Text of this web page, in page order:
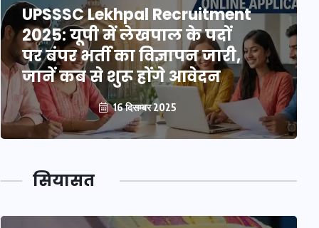
UPSSSC Lekhpal Recruitment
2025: यूपी में लेखपाल के पदों
पर बंपर भर्ती का विज्ञापन जारी,
जानें कब से शुरू होंगे आवेदन
16 दिसम्बर 2025
सियासत